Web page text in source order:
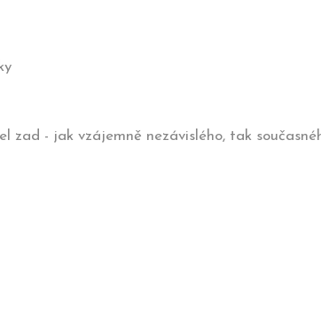
zad - jak vzájemně nezávislého, tak